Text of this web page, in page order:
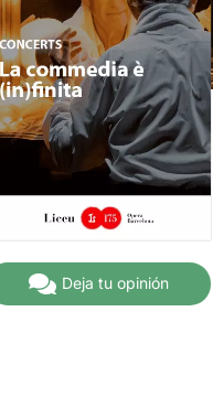
Deja tu opinión